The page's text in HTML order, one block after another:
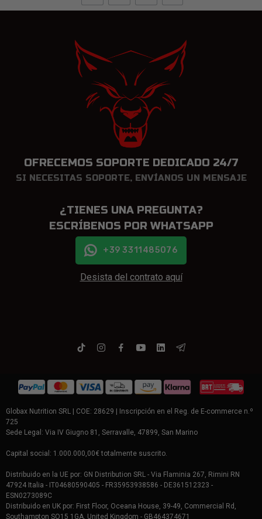
OFRECEMOS SOPORTE DEDICADO 24/7
SI NECESITAS SOPORTE, ENVÍANOS UN MENSAJE
¿TIENES UNA PREGUNTA?
ESCRÍBENOS POR WHATSAPP
+39 3311485076
Desista del contrato aquí
Globax Nutrition SRL | COE: 28629 | Inscripción en el Reg. de E-commerce n.º
725
Sede Legal: Via IV Giugno 81, Serravalle, 47899, San Marino
Capital social: 1.000.000,00€ totalmente suscrito.
Distribuido en la UE por: GN Distribution SRL - Via Flaminia 267, Rimini RN
47924 Italia - IT04680590405 - FR35953938586 - DE361512323 -
ESN0273089C
Distribuido en UK por: First Floor, Oceana House, 39-49, Commercial Rd,
Southampton SO15 1GA, United Kingdom - GB464374671